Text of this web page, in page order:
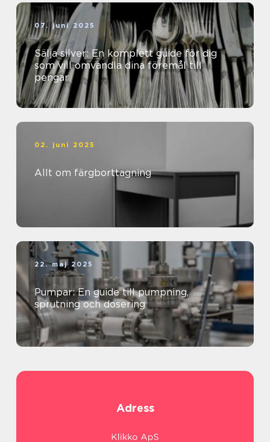
07. juni 2025
Sälja silver: En komplett guide för dig
som vill omvandla dina föremål till
pengar
02. juni 2025
Allt om färgborttagning
22. maj 2025
Pumpar: En guide till pumpning,
sprutning och dosering
Adress